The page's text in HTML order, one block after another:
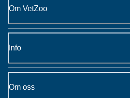
Om VetZoo
Info
Om oss